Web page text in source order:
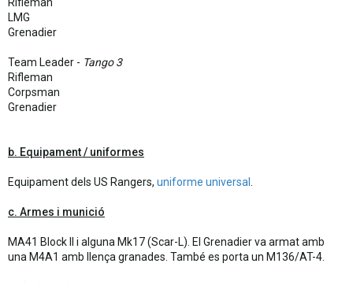
LMG
Grenadier
Team Leader - Tango 3
Rifleman
Corpsman
Grenadier
b. Equipament / uniformes
Equipament dels US Rangers, uniforme universal
c. Armes i munició
MA41 Block II i alguna Mk17 (Scar-L). El Grenadier va armat amb
una M4A1 amb llença granades. També es porta un M136/AT-4.